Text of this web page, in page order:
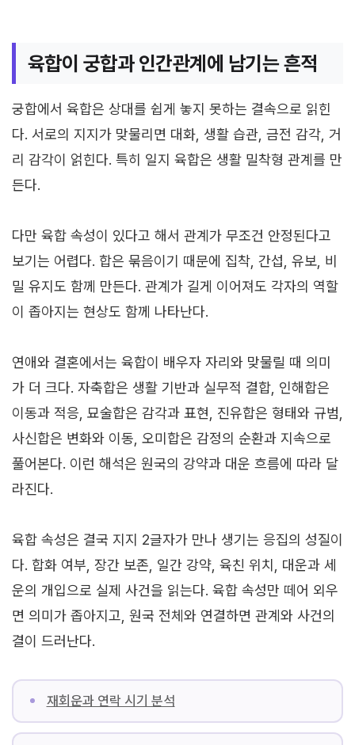
육합이 궁합과 인간관계에 남기는 흔적
궁합에서 육합은 상대를 쉽게 놓지 못하는 결속으로 읽힌
다. 서로의 지지가 맞물리면 대화, 생활 습관, 금전 감각, 거
리 감각이 얽힌다. 특히 일지 육합은 생활 밀착형 관계를 만
든다.
다만 육합 속성이 있다고 해서 관계가 무조건 안정된다고
보기는 어렵다. 합은 묶음이기 때문에 집착, 간섭, 유보, 비
밀 유지도 함께 만든다. 관계가 길게 이어져도 각자의 역할
이 좁아지는 현상도 함께 나타난다.
연애와 결혼에서는 육합이 배우자 자리와 맞물릴 때 의미
가 더 크다. 자축합은 생활 기반과 실무적 결합, 인해합은
이동과 적응, 묘술합은 감각과 표현, 진유합은 형태와 규범,
사신합은 변화와 이동, 오미합은 감정의 순환과 지속으로
풀어본다. 이런 해석은 원국의 강약과 대운 흐름에 따라 달
라진다.
육합 속성은 결국 지지 2글자가 만나 생기는 응집의 성질이
다. 합화 여부, 장간 보존, 일간 강약, 육친 위치, 대운과 세
운의 개입으로 실제 사건을 읽는다. 육합 속성만 떼어 외우
면 의미가 좁아지고, 원국 전체와 연결하면 관계와 사건의
결이 드러난다.
재회운과 연락 시기 분석